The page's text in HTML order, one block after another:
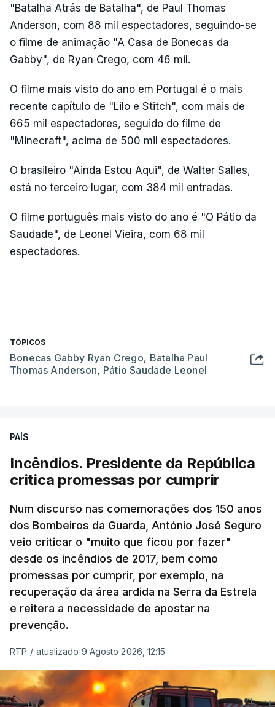
"Batalha Atrás de Batalha", de Paul Thomas
Anderson, com 88 mil espectadores, seguindo-se
o filme de animação "A Casa de Bonecas da
Gabby", de Ryan Crego, com 46 mil.
O filme mais visto do ano em Portugal é o mais
recente capítulo de "Lilo e Stitch", com mais de
665 mil espectadores, seguido do filme de
"Minecraft", acima de 500 mil espectadores.
O brasileiro "Ainda Estou Aqui", de Walter Salles,
está no terceiro lugar, com 384 mil entradas.
O filme português mais visto do ano é "O Pátio da
Saudade", de Leonel Vieira, com 68 mil
espectadores.
TÓPICOS
Bonecas Gabby Ryan Crego, Batalha Paul
Thomas Anderson, Pátio Saudade Leonel
PAÍS
Incêndios. Presidente da República
critica promessas por cumprir
Num discurso nas comemorações dos 150 anos
dos Bombeiros da Guarda, António José Seguro
veio criticar o "muito que ficou por fazer"
desde os incêndios de 2017, bem como
promessas por cumprir, por exemplo, na
recuperação da área ardida na Serra da Estrela
e reitera a necessidade de apostar na
prevenção.
RTP / atualizado 9 Agosto 2026, 12:15